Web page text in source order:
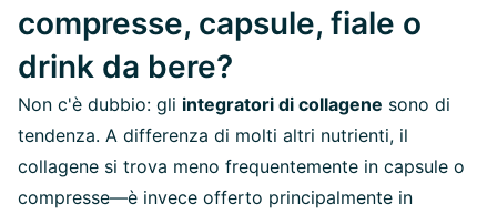
compresse, capsule, fiale o
drink da bere?
Non c'è dubbio: gli integratori di collagene sono di
tendenza. A differenza di molti altri nutrienti, il
collagene si trova meno frequentemente in capsule o
compresse—è invece offerto principalmente in